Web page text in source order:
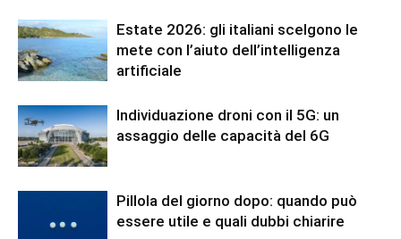
Estate 2026: gli italiani scelgono le
mete con l’aiuto dell’intelligenza
artificiale
Individuazione droni con il 5G: un
assaggio delle capacità del 6G
Pillola del giorno dopo: quando può
essere utile e quali dubbi chiarire